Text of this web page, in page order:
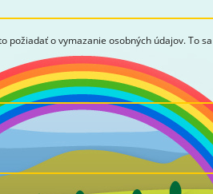
o vymazanie osobných údajov. To sa